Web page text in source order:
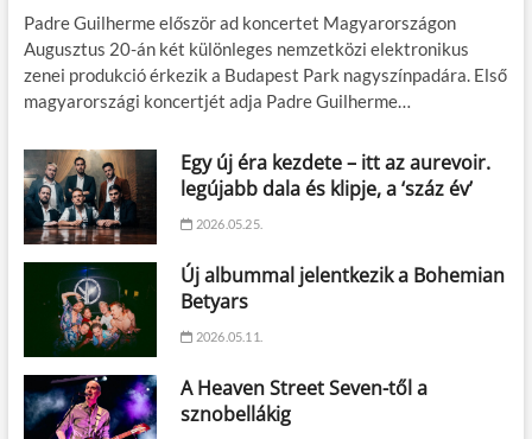
Padre Guilherme először ad koncertet Magyarországon
Augusztus 20-án két különleges nemzetközi elektronikus
zenei produkció érkezik a Budapest Park nagyszínpadára. Első
magyarországi koncertjét adja Padre Guilherme…
Egy új éra kezdete – itt az aurevoir.
legújabb dala és klipje, a ‘száz év’
2026.05.25.
Új albummal jelentkezik a Bohemian
Betyars
2026.05.11.
A Heaven Street Seven-től a
sznobellákig